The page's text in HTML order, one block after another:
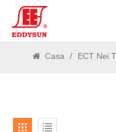
Casa / ECT Nei